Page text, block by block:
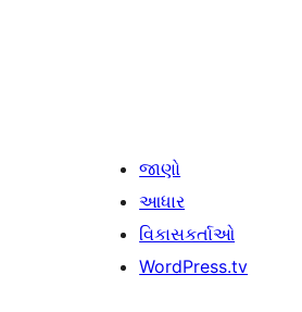
જાણો
આધાર
વિકાસકર્તાઓ
WordPress.tv